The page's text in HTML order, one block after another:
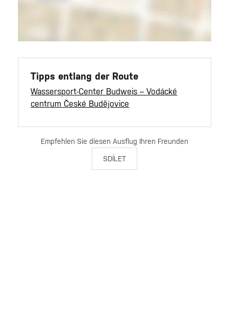
Tipps entlang der Route
Wassersport-Center Budweis – Vodácké
centrum České Budějovice
Empfehlen Sie diesen Ausflug Ihren Freunden
SDÍLET